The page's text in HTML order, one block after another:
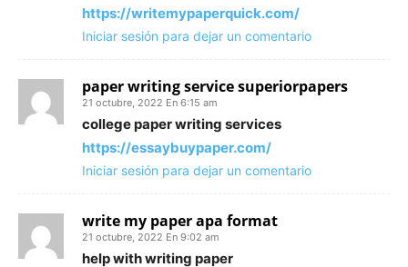
https://writemypaperquick.com/
Iniciar sesión para dejar un comentario
paper writing service superiorpapers
21 octubre, 2022 En 6:15 am
college paper writing services
https://essaybuypaper.com/
Iniciar sesión para dejar un comentario
write my paper apa format
21 octubre, 2022 En 9:02 am
help with writing paper